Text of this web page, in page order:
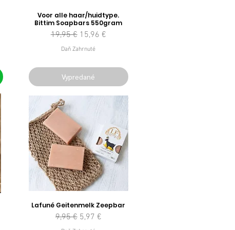
Voor alle haar/huidtype.
Bittim Soapbars 550gram
Normálna cena
19,95 € Zľavnená cena
15,96 €
Daň Zahrnuté
Vypredané
Lafuné Geitenmelk Zeepbar
Normálna cena
9,95 € Zľavnená cena
5,97 €